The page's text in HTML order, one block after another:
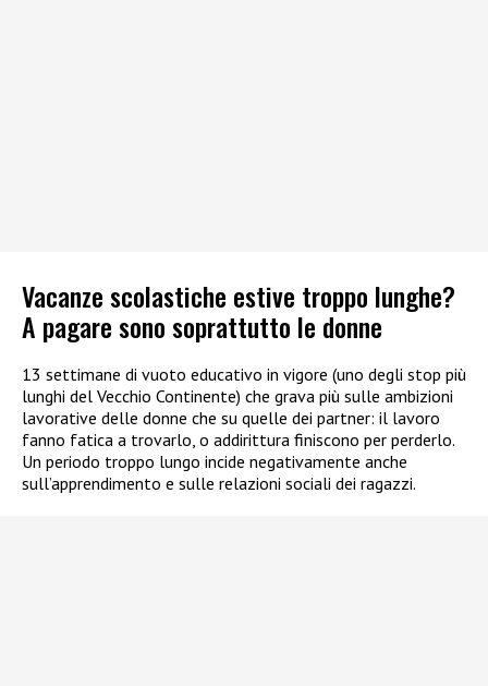
Vacanze scolastiche estive troppo lunghe?
A pagare sono soprattutto le donne
13 settimane di vuoto educativo in vigore (uno degli stop più
lunghi del Vecchio Continente) che grava più sulle ambizioni
lavorative delle donne che su quelle dei partner: il lavoro
fanno fatica a trovarlo, o addirittura finiscono per perderlo.
Un periodo troppo lungo incide negativamente anche
sull’apprendimento e sulle relazioni sociali dei ragazzi.